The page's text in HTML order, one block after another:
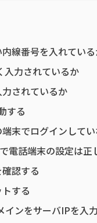
線番号を入れてい
入力されているか
されているか
する
末でログインして
電話端末の設定は正
認する
する
ンをサーバIPを入